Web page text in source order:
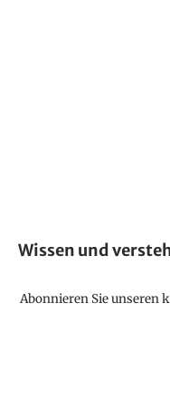
Wissen und
Abonnieren Sie unseren